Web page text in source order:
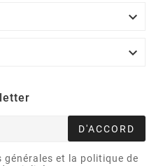


D'ACCORD
et la politique de